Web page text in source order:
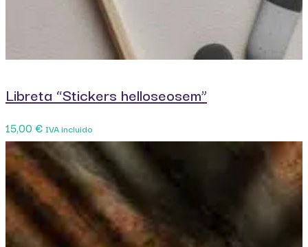
Libreta “Stickers helloseosem”
15,00 € IVA incluido